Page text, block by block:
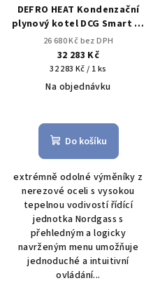
DEFRO HEAT Kondenzační
plynový kotel DCG Smart 24
1F
26 680 Kč bez DPH
32 283 Kč
Měrná
cena:
32 283 Kč / 1 ks
Na objednávku
hodnocení
produktu
z
5
hvězdiček.
Do košíku
extrémně odolné výměníky z
nerezové oceli s vysokou
tepelnou vodivostí řídící
jednotka Nordgass s
přehledným a logicky
navrženým menu umožňuje
jednoduché a intuitivní
ovládání...